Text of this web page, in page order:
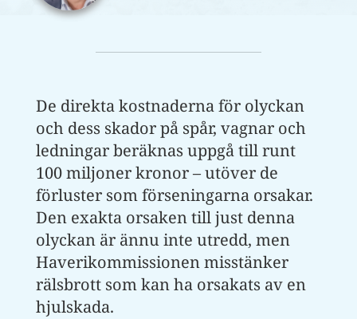
De direkta kostnaderna för olyckan
och dess skador på spår, vagnar och
ledningar beräknas uppgå till runt
100 miljoner kronor – utöver de
förluster som förseningarna orsakar.
Den exakta orsaken till just denna
olyckan är ännu inte utredd, men
Haverikommissionen misstänker
rälsbrott som kan ha orsakats av en
hjulskada.